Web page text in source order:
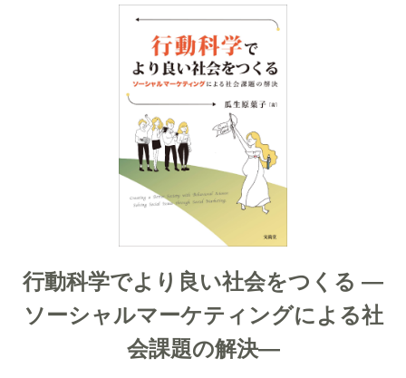
行動科学でより良い社会をつくる ―
ソーシャルマーケティングによる社
会課題の解決―